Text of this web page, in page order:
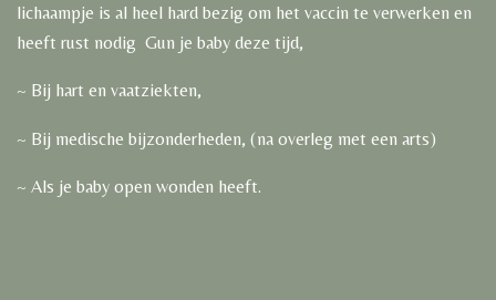
lichaampje is al heel hard bezig om het vaccin te verwerken en
heeft rust nodig Gun je baby deze tijd,
~ Bij hart en vaatziekten,
~ Bij medische bijzonderheden, (na overleg met een arts)
~ Als je baby open wonden heeft.